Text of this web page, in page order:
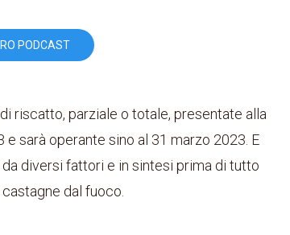
PODCAST
riscatto, parziale o totale, presentate alla
sarà operante sino al 31 marzo 2023. E
diversi fattori e in sintesi prima di tutto
dal fuoco.